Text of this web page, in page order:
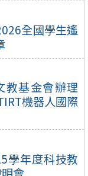
全國學生遙
教基金會辦理
機器人國際
學年度科技教